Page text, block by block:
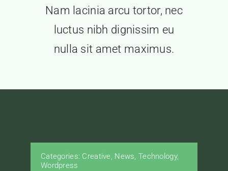
Nam lacinia arcu tortor, nec
luctus nibh dignissim eu
nulla sit amet maximus.
Categories: Creative, News, Technology,
Wordpress